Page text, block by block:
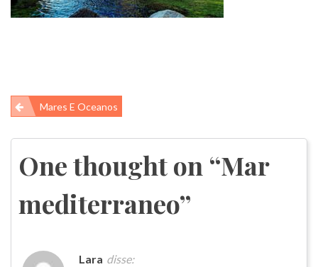
Navegação
de
Post
Mares E Oceanos
One thought on “Mar
mediterraneo”
Lara disse: